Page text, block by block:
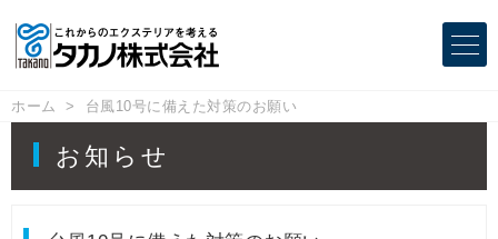
ホーム 台風10号に備えた対策のお願い
お知らせ